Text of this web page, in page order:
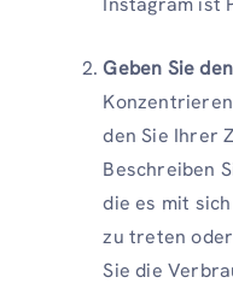
Geben Sie
den Sie Ihrer
Beschreiben
die es mit
zu treten
Sie die